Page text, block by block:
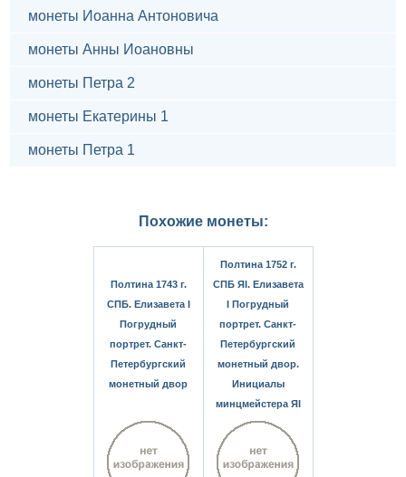
монеты Иоанна Антоновича
монеты Анны Иоановны
монеты Петра 2
монеты Екатерины 1
монеты Петра 1
Похожие монеты:
Полтина 1743 г.
СПБ. Елизавета I
Погрудный
портрет. Санкт-
Петербургский
монетный двор
Полтина 1752 г.
СПБ ЯI. Елизавета
I Погрудный
портрет. Санкт-
Петербургский
монетный двор.
Инициалы
минцмейстера ЯI